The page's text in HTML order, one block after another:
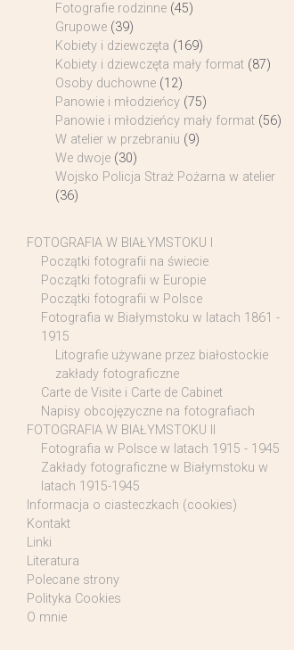
Fotografie rodzinne (45)
Grupowe (39)
Kobiety i dziewczęta (169)
Kobiety i dziewczęta mały format (87)
Osoby duchowne (12)
Panowie i młodzieńcy (75)
Panowie i młodzieńcy mały format (56)
W atelier w przebraniu (9)
We dwoje (30)
Wojsko Policja Straż Pożarna w atelier
(36)
FOTOGRAFIA W BIAŁYMSTOKU I
Początki fotografii na świecie
Początki fotografii w Europie
Początki fotografii w Polsce
Fotografia w Białymstoku w latach 1861 -
1915
Litografie używane przez białostockie
zakłady fotograficzne
Carte de Visite i Carte de Cabinet
Napisy obcojęzyczne na fotografiach
FOTOGRAFIA W BIAŁYMSTOKU II
Fotografia w Polsce w latach 1915 - 1945
Zakłady fotograficzne w Białymstoku w
latach 1915-1945
Informacja o ciasteczkach (cookies)
Kontakt
Linki
Literatura
Polecane strony
Polityka Cookies
O mnie